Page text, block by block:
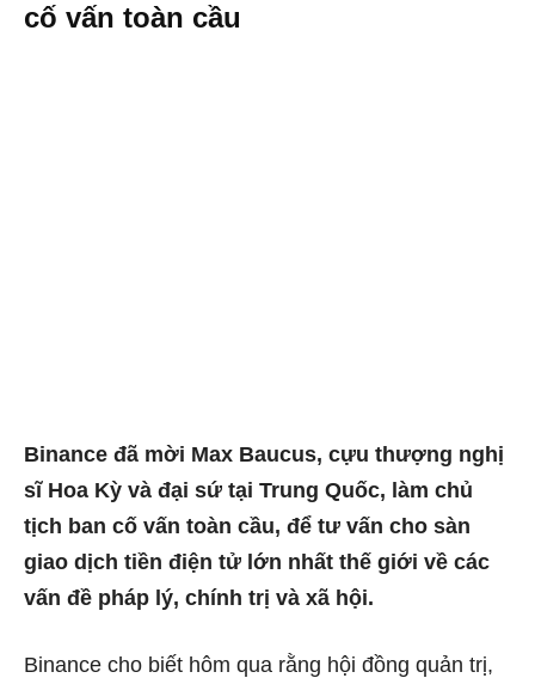
cố vấn toàn cầu
Binance đã mời Max Baucus, cựu thượng nghị
sĩ Hoa Kỳ và đại sứ tại Trung Quốc, làm chủ
tịch ban cố vấn toàn cầu, để tư vấn cho sàn
giao dịch tiền điện tử lớn nhất thế giới về các
vấn đề pháp lý, chính trị và xã hội.
Binance cho biết hôm qua rằng hội đồng quản trị,